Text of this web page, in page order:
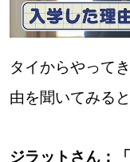
タイからやって
由を聞いてみる
ジラットさん：